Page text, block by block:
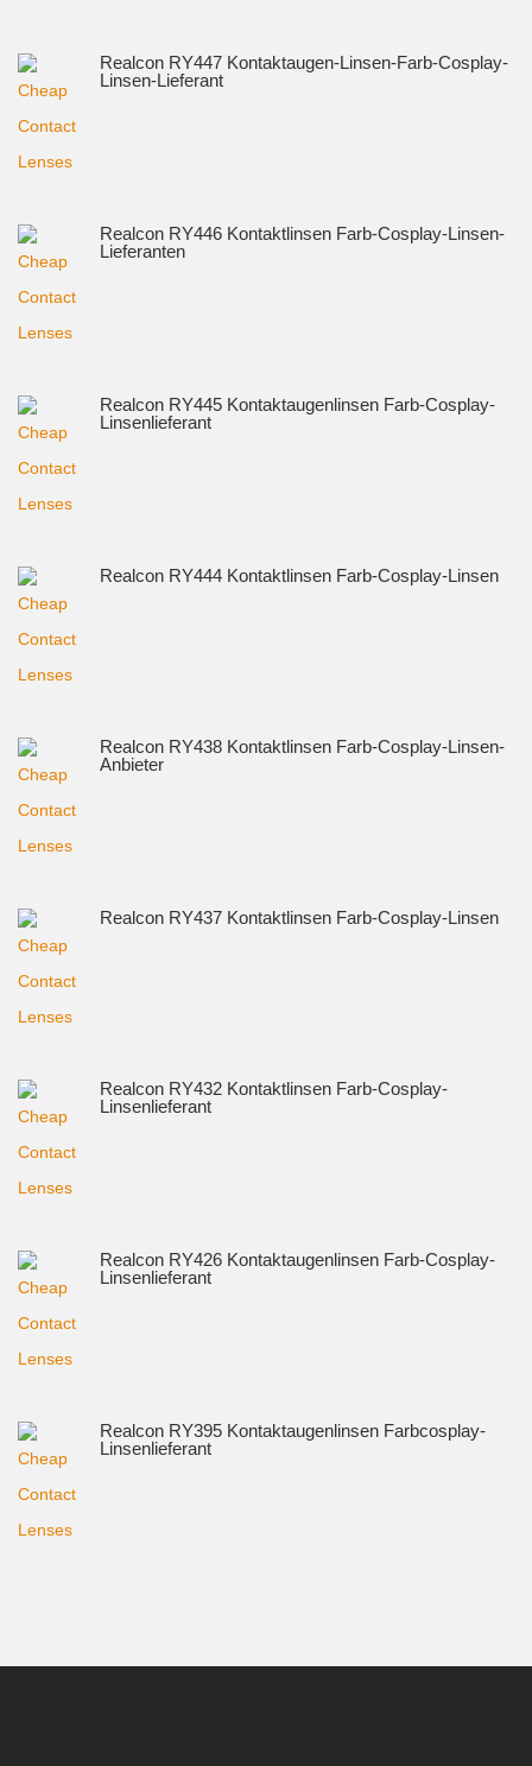
Realcon RY447 Kontaktaugen-Linsen-Farb-Cosplay-
Linsen-Lieferant
Realcon RY446 Kontaktlinsen Farb-Cosplay-Linsen-
Lieferanten
Realcon RY445 Kontaktaugenlinsen Farb-Cosplay-
Linsenlieferant
Realcon RY444 Kontaktlinsen Farb-Cosplay-Linsen
Realcon RY438 Kontaktlinsen Farb-Cosplay-Linsen-
Anbieter
Realcon RY437 Kontaktlinsen Farb-Cosplay-Linsen
Realcon RY432 Kontaktlinsen Farb-Cosplay-
Linsenlieferant
Realcon RY426 Kontaktaugenlinsen Farb-Cosplay-
Linsenlieferant
Realcon RY395 Kontaktaugenlinsen Farbcosplay-
Linsenlieferant